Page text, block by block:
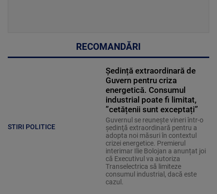
RECOMANDĂRI
STIRI POLITICE
Ședință extraordinară de
Guvern pentru criza
energetică. Consumul
industrial poate fi limitat,
”cetățenii sunt exceptați”
Guvernul se reuneşte vineri într-o
şedinţă extraordinară pentru a
adopta noi măsuri în contextul
crizei energetice. Premierul
interimar Ilie Bolojan a anunțat joi
că Executivul va autoriza
Transelectrica să limiteze
consumul industrial, dacă este
cazul.